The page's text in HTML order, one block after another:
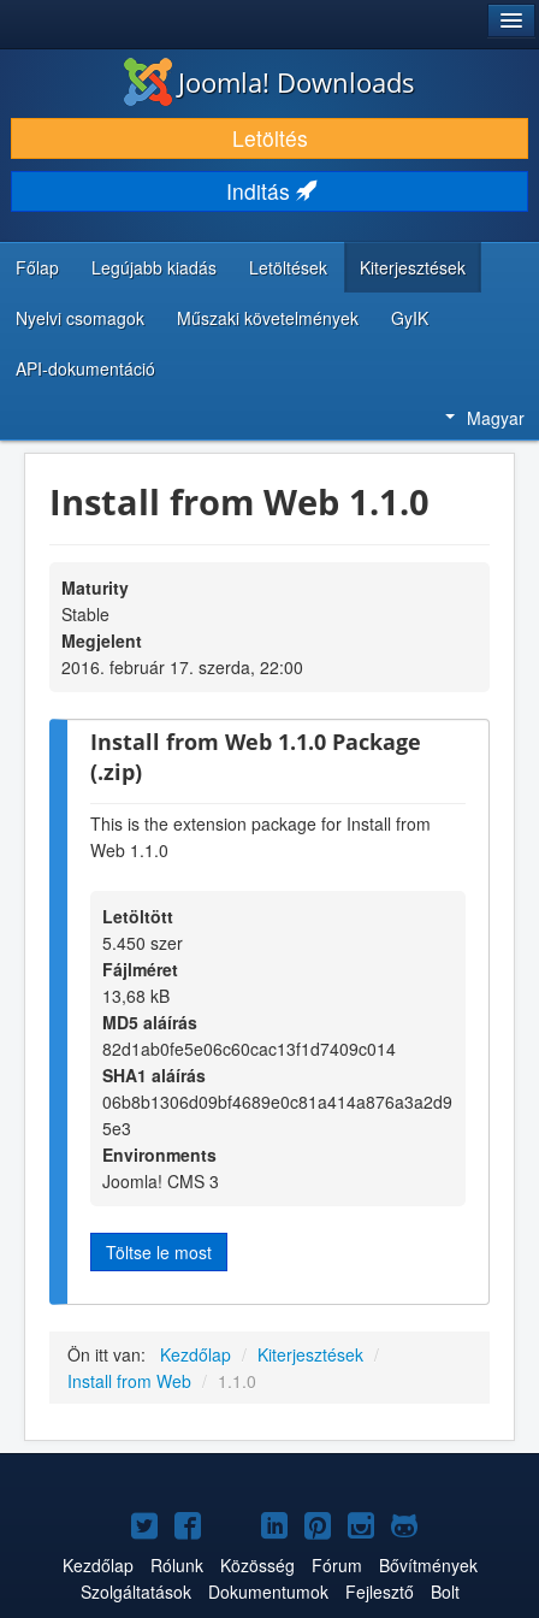
LETÖLTÉS ÉS KITERJESZTÉS
FEDEZZE FEL ÉS TANULJA MEG
KÖZÖSSÉG ÉS TÁMOGATÁS
FEJLESZTŐI ERŐFORRÁSOK
Joomla! Downloads
Letöltés
Inditás
Főlap Legújabb kiadás Letöltések Kiterjesztések
Nyelvi csomagok Műszaki követelmények GyIK
API-dokumentáció
Magyar
Install from Web 1.1.0
Maturity
Stable
Megjelent
2016. február 17. szerda, 22:00
Install from Web 1.1.0 Package
(.zip)
This is the extension package for Install from
Web 1.1.0
Letöltött
5.450 szer
Fájlméret
13,68 kB
MD5 aláírás
82d1ab0fe5e06c60cac13f1d7409c014
SHA1 aláírás
06b8b1306d09bf4689e0c81a414a876a3a2d9
5e3
Environments
Joomla! CMS 3
Töltse le most
Ön itt van: Kezdőlap / Kiterjesztések /
Install from Web / 1.1.0
Joomla!
a
Twitteren
Joomla!
a
Facebookon
Joomla!
a
YouTube-
Joomla!
a
LinkedInen
Joomla!
a
Pinteresten
Joomla!
az
Instagramon
Joomla!
a
GitHub-
Kezdőlap Rólunk Közösség Fórum
Bővítmények
Szolgáltatások
Dokumentumok Fejlesztő
Bolt